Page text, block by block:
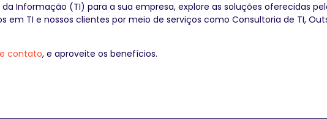
Informação (TI) para a sua empresa, explore as soluções oferecidas
TI e nossos clientes por meio de serviços como Consultoria de TI,
contato, e aproveite os benefícios.